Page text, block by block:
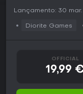
Lançamento: 30 mar.
Diorite Games
OFFICIAL
19,99